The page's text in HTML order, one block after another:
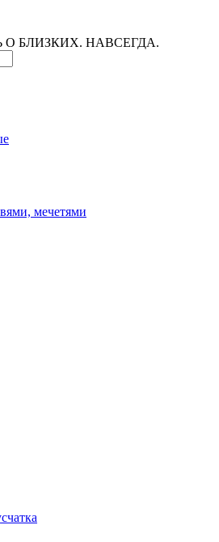
БЛИЗКИХ. НАВСЕГДА.
мечетями